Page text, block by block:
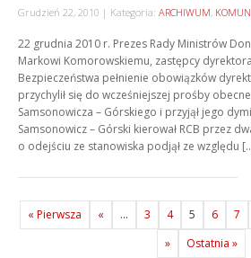
Grudzień 22, 2010 Kategoria: ARCHIWUM,
22 grudnia 2010 r. Prezes Rady Ministrów
Markowi Komorowskiemu, zastępcy
Bezpieczeństwa pełnienie obowiązków
przychylił się do wcześniejszej prośby
Samsonowicza – Górskiego i przyjął jego
Samsonowicz – Górski kierował RCB przez
o odejściu ze stanowiska podjął ze względu
« Pierwsza « ... 3 4 5 6 7
»
Ostatnia »